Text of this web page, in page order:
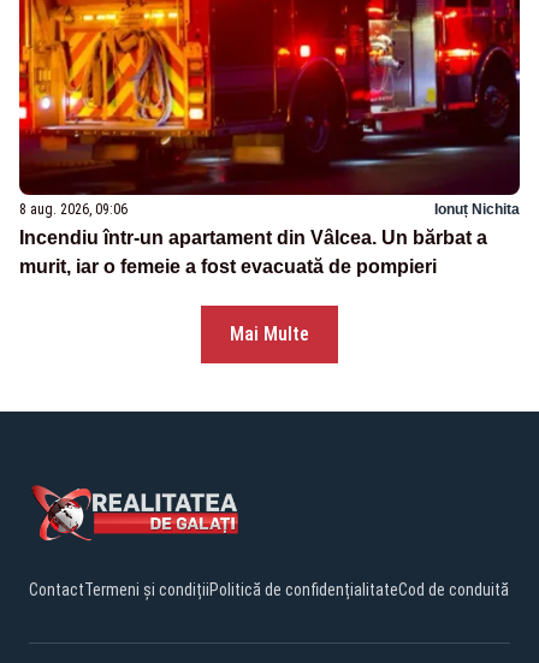
8 aug. 2026, 09:06 Ionuț Nichita
Incendiu într-un apartament din Vâlcea. Un bărbat a
murit, iar o femeie a fost evacuată de pompieri
Mai Multe
ContactTermeni și condițiiPolitică de confidențialitateCod de conduită